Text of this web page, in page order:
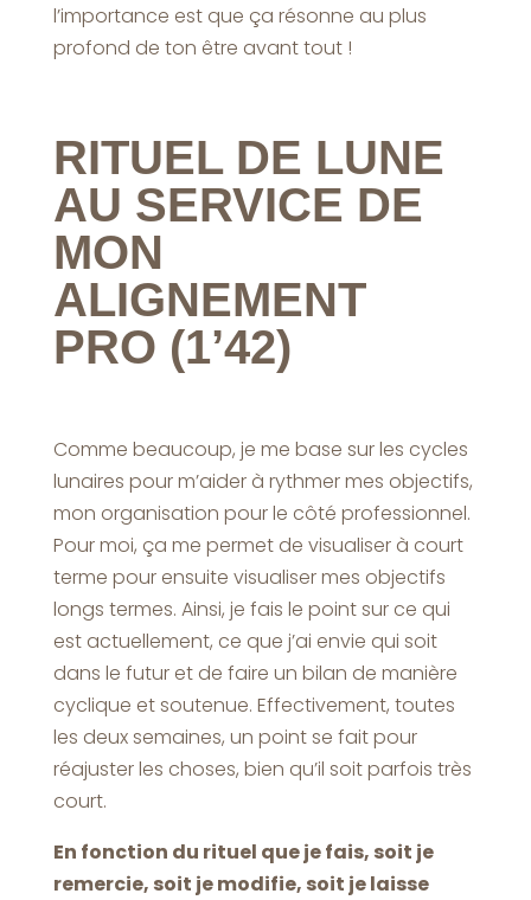
l’importance est que ça résonne au plus
profond de ton être avant tout !
RITUEL DE LUNE
AU SERVICE DE
MON
ALIGNEMENT
PRO (1’42)
Comme beaucoup, je me base sur les cycles
lunaires pour m’aider à rythmer mes objectifs,
mon organisation pour le côté professionnel.
Pour moi, ça me permet de visualiser à court
terme pour ensuite visualiser mes objectifs
longs termes. Ainsi, je fais le point sur ce qui
est actuellement, ce que j’ai envie qui soit
dans le futur et de faire un bilan de manière
cyclique et soutenue. Effectivement, toutes
les deux semaines, un point se fait pour
réajuster les choses, bien qu’il soit parfois très
court.
En fonction du rituel que je fais, soit je
remercie, soit je modifie, soit je laisse